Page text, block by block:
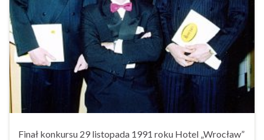
Finał konkursu 29 listopada 1991 roku Hotel „Wrocław”